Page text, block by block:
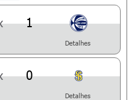
1
Detalhes
0
Detalhes